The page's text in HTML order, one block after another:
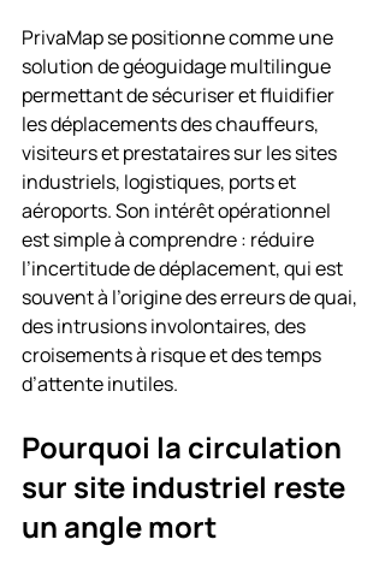
PrivaMap se positionne comme une
solution de géoguidage multilingue
permettant de sécuriser et fluidifier
les déplacements des chauffeurs,
visiteurs et prestataires sur les sites
industriels, logistiques, ports et
aéroports. Son intérêt opérationnel
est simple à comprendre : réduire
l’incertitude de déplacement, qui est
souvent à l’origine des erreurs de quai,
des intrusions involontaires, des
croisements à risque et des temps
d’attente inutiles.
Pourquoi la circulation
sur site industriel reste
un angle mort